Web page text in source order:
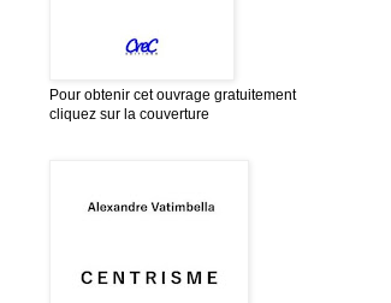
Pour obtenir cet ouvrage gratuitement
cliquez sur la couverture